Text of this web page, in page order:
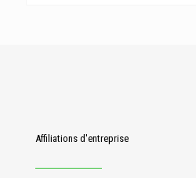
Affiliations d'entreprise